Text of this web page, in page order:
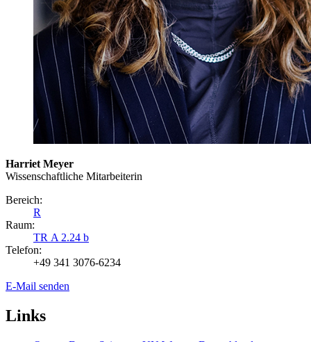
Harriet Meyer
Wissenschaftliche Mitarbeiterin
Bereich:
R
Raum:
TR A 2.24 b
Telefon:
+49 341 3076-6234
E-Mail senden
Links